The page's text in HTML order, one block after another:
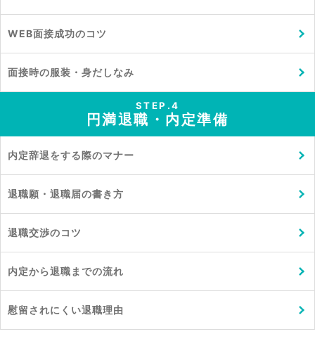
WEB面接成功のコツ
面接時の服装・身だしなみ
STEP.4
円満退職・内定準備
内定辞退をする際のマナー
退職願・退職届の書き方
退職交渉のコツ
内定から退職までの流れ
慰留されにくい退職理由